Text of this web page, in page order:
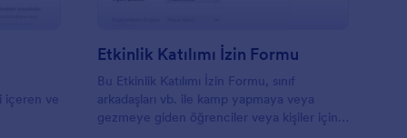
içeren ve
Etkinlik Katılımı İzin Formu
Bu Etkinlik Katılımı İzin Formu, sınıf
arkadaşları vb. ile kamp yapmaya veya
gezmeye giden öğrenciler veya kişiler için